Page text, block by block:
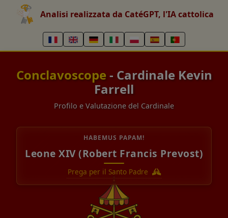
Analisi realizzata da CatéGPT, l'IA cattolica
Conclavoscope - Cardinale Kevin
Farrell
Profilo e Valutazione del Cardinale
HABEMUS PAPAM!
Leone XIV (Robert Francis Prevost)
Prega per il Santo Padre